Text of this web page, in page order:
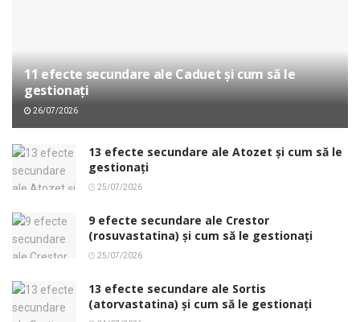
11 efecte secundare ale Caduet și cum să le
gestionați
26/07/2026
13 efecte secundare ale Atozet și cum să le
gestionați
25/07/2026
9 efecte secundare ale Crestor
(rosuvastatina) și cum să le gestionați
25/07/2026
13 efecte secundare ale Sortis
(atorvastatina) și cum să le gestionați